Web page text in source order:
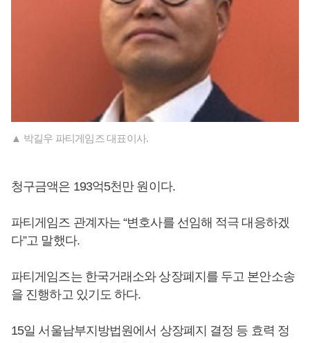
▲ 박길우 파티게임즈 대표이사.
청구금액은 193억5천만 원이다.
파티게임즈 관계자는 “변호사를 선임해 적극 대응하겠
다”고 말했다.
파티게임즈는 한국거래소와 상장폐지를 두고 본안소송
을 진행하고 있기도 하다.
15일 서울남부지방법원에서 상장폐지 결정 등 효력 정